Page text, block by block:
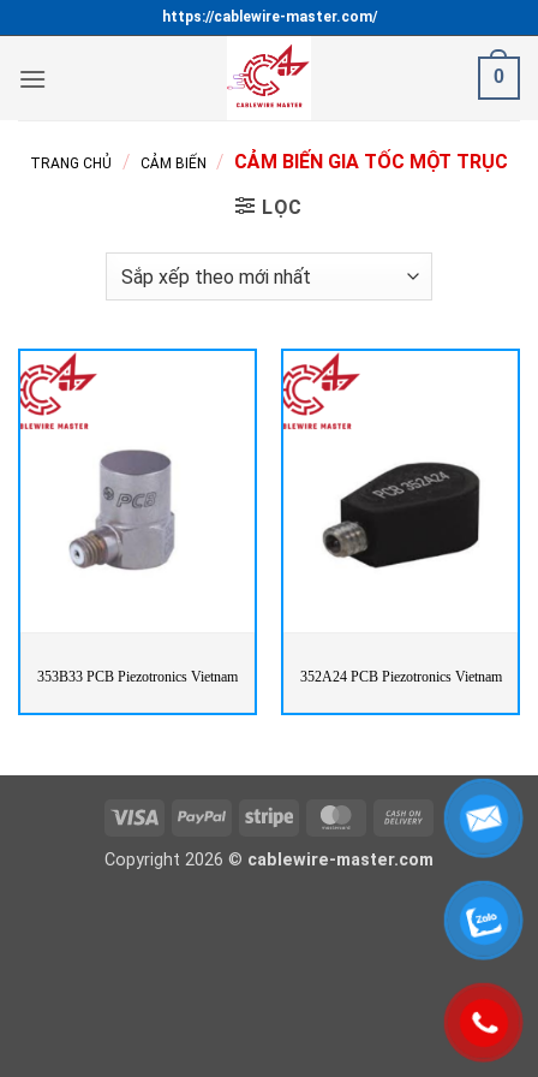
qua
nội
https://cablewire-master.com/
0
TRANG CHỦ / CẢM BIẾN / CẢM BIẾN GIA TỐC MỘT TRỤC
LỌC
353B33 PCB Piezotronics Vietnam 352A24 PCB Piezotronics Vietnam
Visa PayPal Stripe MasterCardCash
Delivery
Copyright 2026 © cablewire-master.com